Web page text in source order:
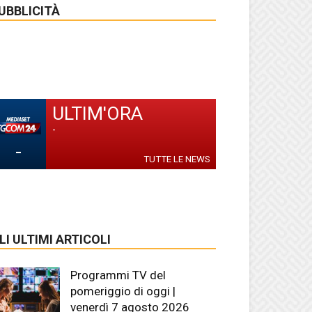
-
ULTIM'ORA
-
TUTTE LE NEWS
ULTIMI ARTICOLI
Programmi TV del
pomeriggio di oggi |
venerdì 7 agosto 2026